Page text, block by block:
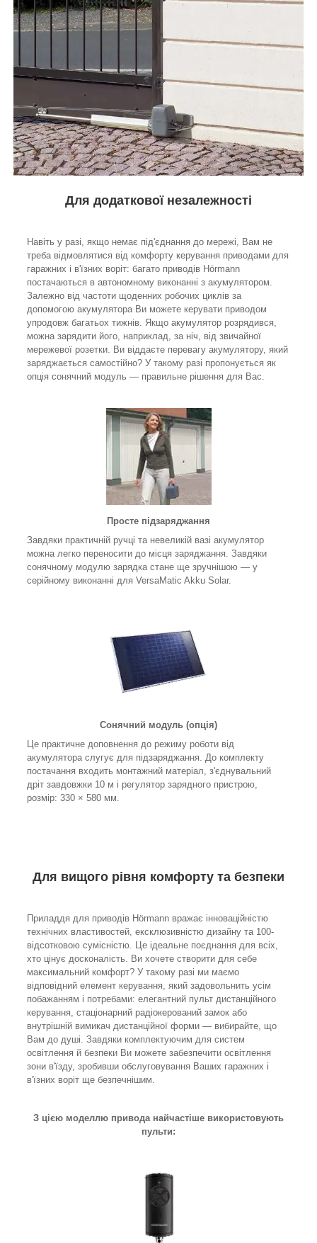
Для додаткової незалежності
Навіть у разі, якщо немає під'єднання до мережі, Вам не
треба відмовлятися від комфорту керування приводами для
гаражних і в'їзних воріт: багато приводів Hörmann
постачаються в автономному виконанні з акумулятором.
Залежно від частоти щоденних робочих циклів за
допомогою акумулятора Ви можете керувати приводом
упродовж багатьох тижнів. Якщо акумулятор розрядився,
можна зарядити його, наприклад, за ніч, від звичайної
мережевої розетки. Ви віддаєте перевагу акумулятору, який
заряджається самостійно? У такому разі пропонується як
опція сонячний модуль — правильне рішення для Вас.
Просте підзаряджання
Завдяки практичній ручці та невеликій вазі акумулятор
можна легко переносити до місця заряджання. Завдяки
сонячному модулю зарядка стане ще зручнішою — у
серійному виконанні для VersaMatic Akku Solar.
Сонячний модуль (опція)
Це практичне доповнення до режиму роботи від
акумулятора слугує для підзаряджання. До комплекту
постачання входить монтажний матеріал, з'єднувальний
дріт завдовжки 10 м і регулятор зарядного пристрою,
розмір: 330 × 580 мм.
Для вищого рівня комфорту та безпеки
Приладдя для приводів Hörmann вражає інноваційністю
технічних властивостей, ексклюзивністю дизайну та 100-
відсотковою сумісністю. Це ідеальне поєднання для всіх,
хто цінує досконалість. Ви хочете створити для себе
максимальний комфорт? У такому разі ми маємо
відповідний елемент керування, який задовольнить усім
побажанням і потребами: елегантний пульт дистанційного
керування, стаціонарний радіокерований замок або
внутрішній вимикач дистанційної форми — вибирайте, що
Вам до душі. Завдяки комплектуючим для систем
освітлення й безпеки Ви можете забезпечити освітлення
зони в'їзду, зробивши обслуговування Ваших гаражних і
в'їзних воріт ще безпечнішим.
З цією моделлю привода найчастіше використовують
пульти: